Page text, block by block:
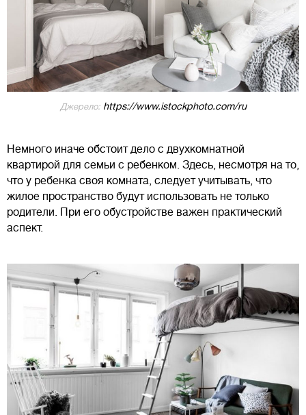
Джерело:https://www.istockphoto.com/ru
Немного иначе обстоит дело с двухкомнатной
квартирой для семьи с ребенком. Здесь, несмотря на то,
что у ребенка своя комната, следует учитывать, что
жилое пространство будут использовать не только
родители. При его обустройстве важен практический
аспект.